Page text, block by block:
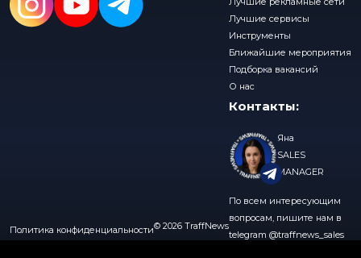
Политика конфиденциальности© 2026 TraffNews
Лучшие сервисы
Инструменты
Ближайшие мероприятия
Подборка вакансий
О нас
Контакты:
Яна
SALES
MANAGER
По всем интересующим
вопросам, пишите нам в
telegram @traffnews_sales